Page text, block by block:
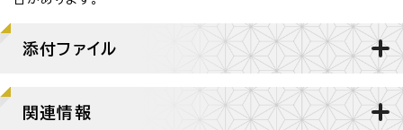
添付ファイル
関連情報